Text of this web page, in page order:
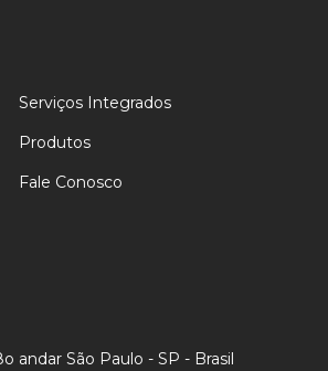
Serviços Integrados
Produtos
Fale Conosco
andar São Paulo - SP - Brasil